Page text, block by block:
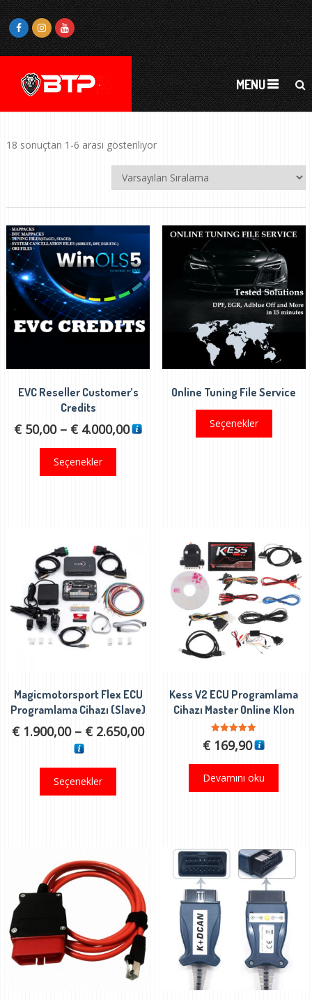
MENU
18 sonuçtan 1-6 arası gösteriliyor
EVC Reseller Customer’s
Credits
€ 50,00 – € 4.000,00Fiyat
Seçenekler
Bu
Seçenekler
ürün
sayfasından
seçilebilir
Online Tuning File Service
Seçenekler
Magicmotorsport Flex ECU
Programlama Cihazı (Slave)
€ 1.900,00 – € 2.650,00Fiyat
€ 1.900,00
Seçenekler
Bu
Seçenekler
ürün
sayfasından
seçilebilir
Kess V2 ECU Programlama
Cihazı Master Online Klon
5 üzerinden
5.00
€ 169,90
Devamını oku